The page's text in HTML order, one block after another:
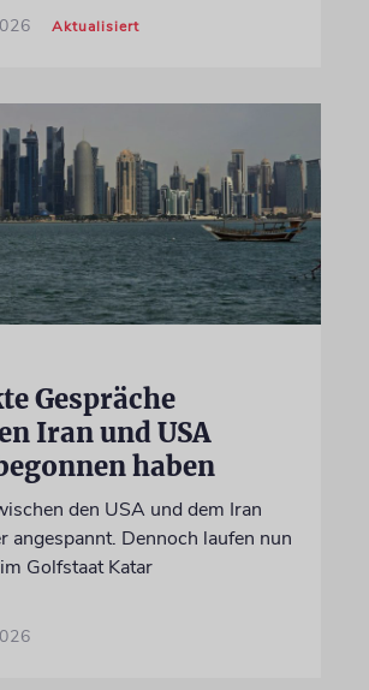
Aktualisiert
Gespräche
Iran und USA
haben
den USA und dem Iran
angespannt. Dennoch laufen nun
Golfstaat Katar